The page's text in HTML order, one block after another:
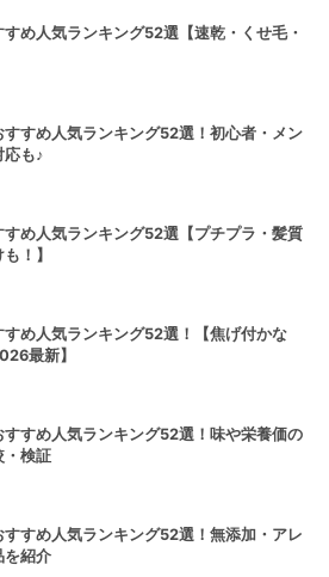
すめ人気ランキング52選【速乾・くせ毛・
すすめ人気ランキング52選！初心者・メン
応も♪
すめ人気ランキング52選【プチプラ・髪質
！】
すめ人気ランキング52選！【焦げ付かな
最新】
すすめ人気ランキング52選！味や栄養価の
・検証
すすめ人気ランキング52選！無添加・アレ
を紹介